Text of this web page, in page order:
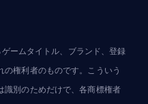
ームタイトル、ブランド、登録
の権利者のものです。こういう
識別のためだけで、各商標権者